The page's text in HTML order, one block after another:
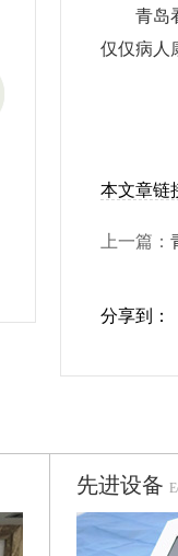
青岛看
仅仅病人
本文章链
上一篇：
分享到：
先进设备